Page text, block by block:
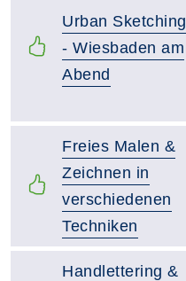
Urban Sketching
- Wiesbaden am
Abend
Freies Malen &
Zeichnen in
verschiedenen
Techniken
Handlettering &